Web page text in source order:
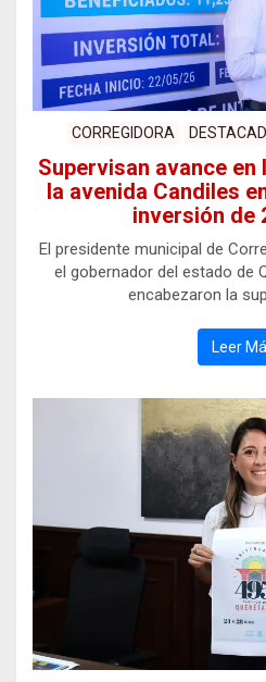
CORREGIDORA
Supervisan avance
la avenida Candiles
inversión de
El presidente municipal de
el gobernador del estado de
encabezaron la
Leer